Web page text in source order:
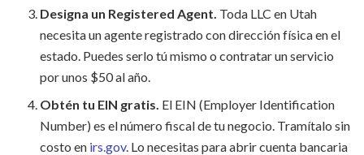
Designa un Registered Agent. Toda LLC en Utah
necesita un agente registrado con dirección física en el
estado. Puedes serlo tú mismo o contratar un servicio
por unos $50 al año.
Obtén tu EIN gratis. El EIN (Employer Identification
Number) es el número fiscal de tu negocio. Tramítalo sin
costo en irs.gov. Lo necesitas para abrir cuenta bancaria